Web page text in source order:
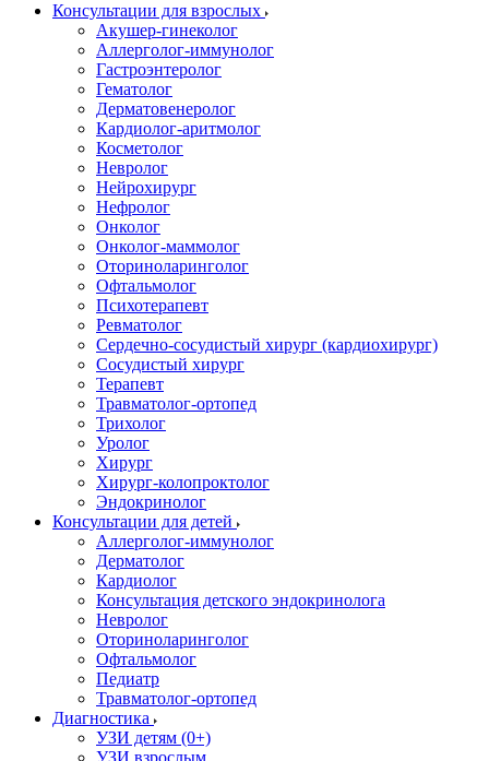
Консультации для взрослых
Акушер-гинеколог
Аллерголог-иммунолог
Гастроэнтеролог
Гематолог
Дерматовенеролог
Кардиолог-аритмолог
Косметолог
Невролог
Нейрохирург
Нефролог
Онколог
Онколог-маммолог
Оториноларинголог
Офтальмолог
Психотерапевт
Ревматолог
Сердечно-сосудистый хирург (кардиохирург)
Сосудистый хирург
Терапевт
Травматолог-ортопед
Трихолог
Уролог
Хирург
Хирург-колопроктолог
Эндокринолог
Консультации для детей
Аллерголог-иммунолог
Дерматолог
Кардиолог
Консультация детского эндокринолога
Невролог
Оториноларинголог
Офтальмолог
Педиатр
Травматолог-ортопед
Диагностика
УЗИ детям (0+)
УЗИ взрослым